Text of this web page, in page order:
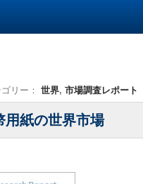
ゴリー：世界,市場調査レポート
用紙の世界市場